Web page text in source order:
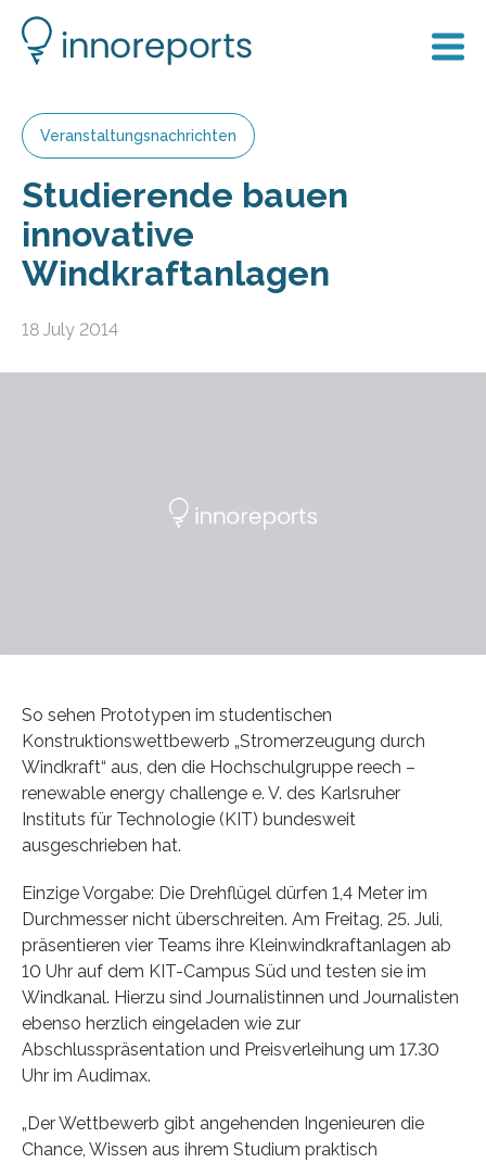
Veranstaltungsnachrichten
Studierende bauen
innovative
Windkraftanlagen
18 July 2014
So sehen Prototypen im studentischen
Konstruktionswettbewerb „Stromerzeugung durch
Windkraft“ aus, den die Hochschulgruppe reech –
renewable energy challenge e. V. des Karlsruher
Instituts für Technologie (KIT) bundesweit
ausgeschrieben hat.
Einzige Vorgabe: Die Drehflügel dürfen 1,4 Meter im
Durchmesser nicht überschreiten. Am Freitag, 25. Juli,
präsentieren vier Teams ihre Kleinwindkraftanlagen ab
10 Uhr auf dem KIT-Campus Süd und testen sie im
Windkanal. Hierzu sind Journalistinnen und Journalisten
ebenso herzlich eingeladen wie zur
Abschlusspräsentation und Preisverleihung um 17.30
Uhr im Audimax.
„Der Wettbewerb gibt angehenden Ingenieuren die
Chance, Wissen aus ihrem Studium praktisch